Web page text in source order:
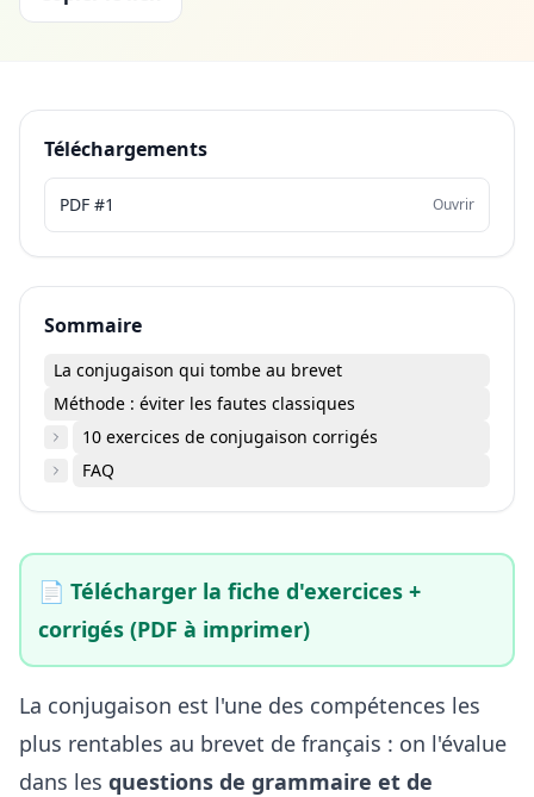
Téléchargements
PDF #1 Ouvrir
Sommaire
La conjugaison qui tombe au brevet
Méthode : éviter les fautes classiques
10 exercices de conjugaison corrigés
FAQ
📄 Télécharger la fiche d'exercices +
corrigés (PDF à imprimer)
La conjugaison est l'une des compétences les
plus rentables au brevet de français : on l'évalue
dans les questions de grammaire et de